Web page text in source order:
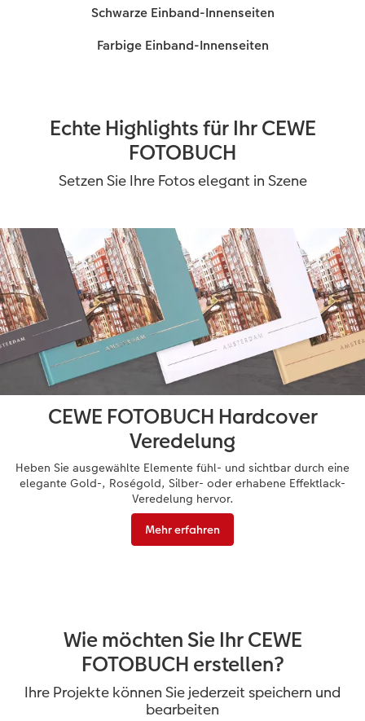
Ihr Design im CEWE FOTOBUCH.
Mehr erfahren
Echte Highlights für Ihr CEWE
FOTOBUCH
Setzen Sie Ihre Fotos elegant in Szene
CEWE FOTOBUCH Hardcover
Veredelung
Heben Sie ausgewählte Elemente fühl- und sichtbar durch eine
elegante Gold-, Roségold, Silber- oder erhabene Effektlack-
Veredelung hervor.
Mehr erfahren
Wie möchten Sie Ihr CEWE
FOTOBUCH erstellen?
Ihre Projekte können Sie jederzeit speichern und
bearbeiten